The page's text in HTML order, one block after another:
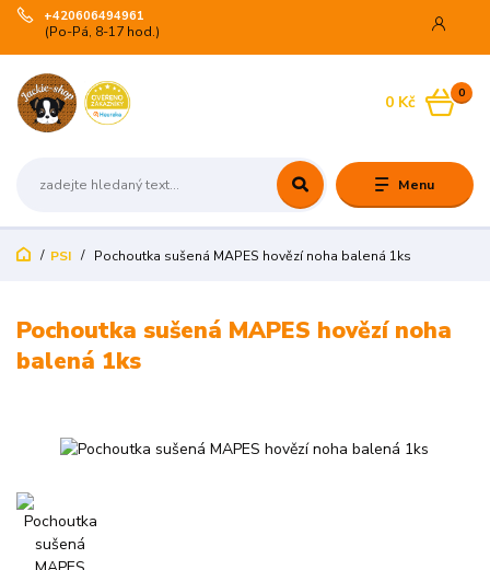
Menu
+420606494961
(Po-Pá, 8-17 hod.)
0
0 Kč
PSI Pochoutka sušená MAPES hovězí noha balená 1ks
Pochoutka sušená MAPES hovězí noha
balená 1ks